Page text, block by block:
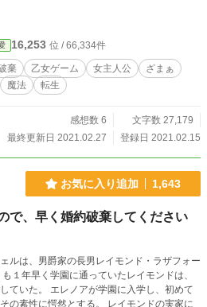
逃れられずに身に覚えのない罪を被せられて
て用意していた
偽装した。それから、私は生まれ育った国に
クヨムにも投稿していま
16,253 位 / 66,334件
棄 乙女ゲーム 女主人公
ざまぁ
魔法 転生
感想数 6
文字数 27,179
最終更新日 2021.02.27
登録日 2021.02.15
お気に入り追加 1,643
で、早く婚約破棄してください
ルは、男爵家の長男レイモンド・ラザフォー
入学し、初めて
とする。 レイモンドの実家に